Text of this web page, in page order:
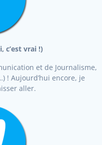
c’est vrai !)
et de Journalisme,
! Aujourd’hui encore, je
aller.